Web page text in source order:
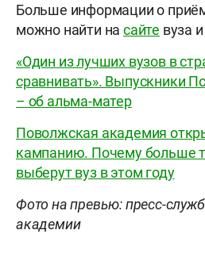
Больше информации о
можно найти насайте вуза
«Один из лучших вузов в
сравнивать». Выпускники
– об альма-матер
Поволжская академия
кампанию. Почему больше
выберут вуз в этом году
Фото на превью: пресс-
академии